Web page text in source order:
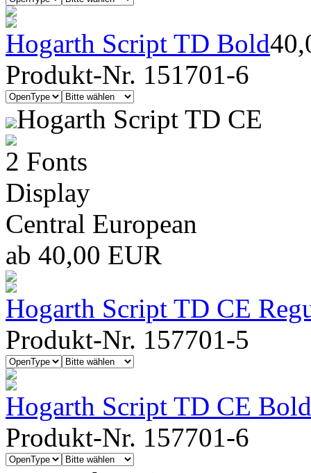
Hogarth Script TD Bold
Produkt-Nr. 151701-6
Hogarth Script TD CE
2 Fonts
Display
Central European
ab 40,00 EUR
Hogarth Script TD CE
Produkt-Nr. 157701-5
Hogarth Script TD CE Bold
Produkt-Nr. 157701-6